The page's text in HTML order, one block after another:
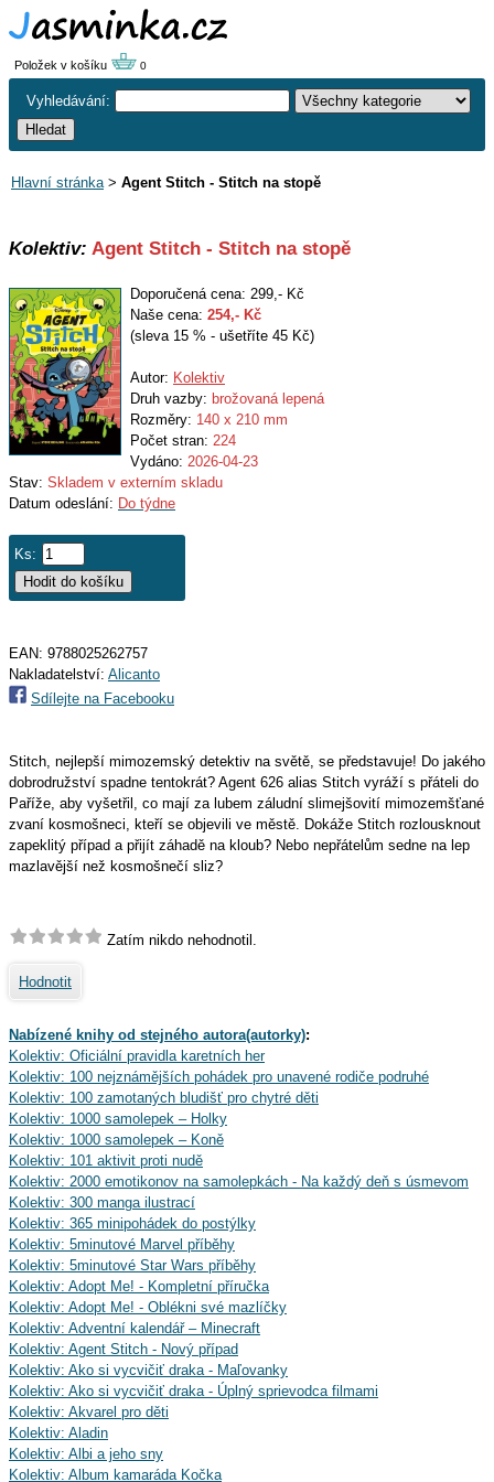
Položek v košíku 0
Vyhledávání:
Hlavní stránka> Agent Stitch - Stitch na stopě
Kolektiv: Agent Stitch - Stitch na stopě
Doporučená cena: 299,- Kč
Naše cena: 254,- Kč
(sleva 15 % - ušetříte 45 Kč)
Autor: Kolektiv
Druh vazby: brožovaná lepená
Rozměry: 140 x 210 mm
Počet stran: 224
Vydáno: 2026-04-23
Stav: Skladem v externím skladu
Datum odeslání: Do týdne
Ks:
EAN: 9788025262757
Nakladatelství: Alicanto
Sdílejte na Facebooku
Stitch, nejlepší mimozemský detektiv na světě, se představuje! Do jakého
dobrodružství spadne tentokrát? Agent 626 alias Stitch vyráží s přáteli do
Paříže, aby vyšetřil, co mají za lubem záludní slimejšovití mimozemšťané
zvaní kosmošneci, kteří se objevili ve městě. Dokáže Stitch rozlousknout
zapeklitý případ a přijít záhadě na kloub? Nebo nepřátelům sedne na lep
mazlavější než kosmošnečí sliz?
Zatím nikdo nehodnotil.
Hodnotit
Nabízené knihy od stejného autora(autorky):
Kolektiv: Oficiální pravidla karetních her
Kolektiv: 100 nejznámějších pohádek pro unavené rodiče podruhé
Kolektiv: 100 zamotaných bludišť pro chytré děti
Kolektiv: 1000 samolepek – Holky
Kolektiv: 1000 samolepek – Koně
Kolektiv: 101 aktivit proti nudě
Kolektiv: 2000 emotikonov na samolepkách - Na každý deň s úsmevom
Kolektiv: 300 manga ilustrací
Kolektiv: 365 minipohádek do postýlky
Kolektiv: 5minutové Marvel příběhy
Kolektiv: 5minutové Star Wars příběhy
Kolektiv: Adopt Me! - Kompletní příručka
Kolektiv: Adopt Me! - Oblékni své mazlíčky
Kolektiv: Adventní kalendář – Minecraft
Kolektiv: Agent Stitch - Nový případ
Kolektiv: Ako si vycvičiť draka - Maľovanky
Kolektiv: Ako si vycvičiť draka - Úplný sprievodca filmami
Kolektiv: Akvarel pro děti
Kolektiv: Aladin
Kolektiv: Albi a jeho sny
Kolektiv: Album kamaráda Kočka